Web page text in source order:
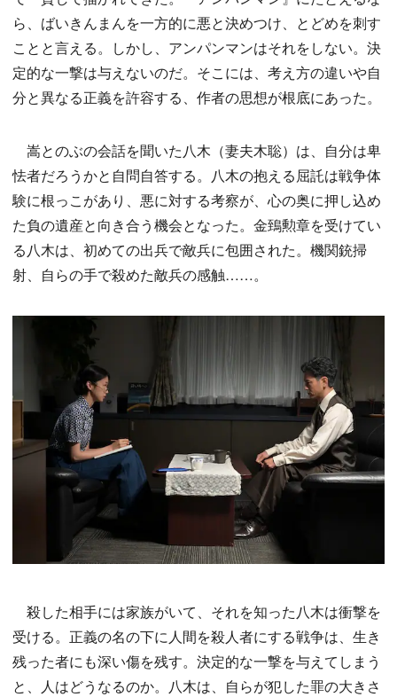
ら、ばいきんまんを一方的に悪と決めつけ、とどめを刺す
ことと言える。しかし、アンパンマンはそれをしない。決
定的な一撃は与えないのだ。そこには、考え方の違いや自
分と異なる正義を許容する、作者の思想が根底にあった。
嵩とのぶの会話を聞いた八木（妻夫木聡）は、自分は卑
怯者だろうかと自問自答する。八木の抱える屈託は戦争体
験に根っこがあり、悪に対する考察が、心の奥に押し込め
た負の遺産と向き合う機会となった。金鵄勲章を受けてい
る八木は、初めての出兵で敵兵に包囲された。機関銃掃
射、自らの手で殺めた敵兵の感触……。
殺した相手には家族がいて、それを知った八木は衝撃を
受ける。正義の名の下に人間を殺人者にする戦争は、生き
残った者にも深い傷を残す。決定的な一撃を与えてしまう
と、人はどうなるのか。八木は、自らが犯した罪の大きさ